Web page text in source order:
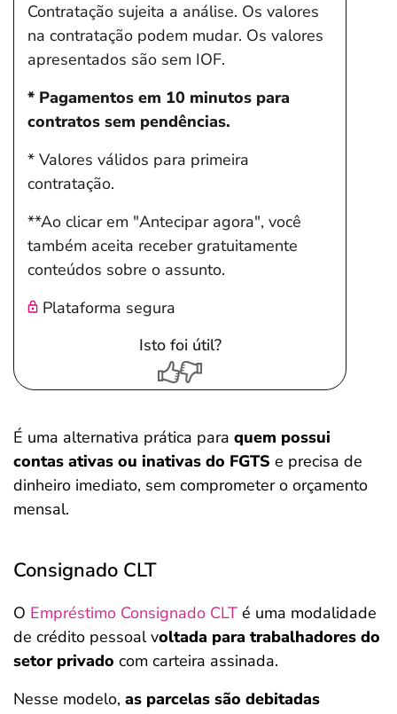
Contratação sujeita a análise. Os valores
na contratação podem mudar. Os valores
apresentados são sem IOF.
* Pagamentos em 10 minutos para
contratos sem pendências.
* Valores válidos para primeira
contratação.
**Ao clicar em "Antecipar agora", você
também aceita receber gratuitamente
conteúdos sobre o assunto.
Plataforma segura
Isto foi útil?
É uma alternativa prática para quem possui
contas ativas ou inativas do FGTS e precisa de
dinheiro imediato, sem comprometer o orçamento
mensal.
Consignado CLT
O Empréstimo Consignado CLT é uma modalidade
de crédito pessoal voltada para trabalhadores do
setor privado com carteira assinada.
Nesse modelo, as parcelas são debitadas